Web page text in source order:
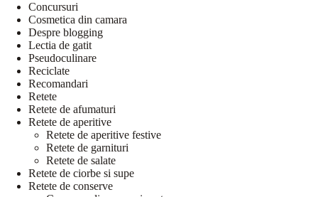
Concursuri
Cosmetica din camara
Despre blogging
Lectia de gatit
Pseudoculinare
Reciclate
Recomandari
Retete
Retete de afumaturi
Retete de aperitive
Retete de aperitive festive
Retete de garnituri
Retete de salate
Retete de ciorbe si supe
Retete de conserve